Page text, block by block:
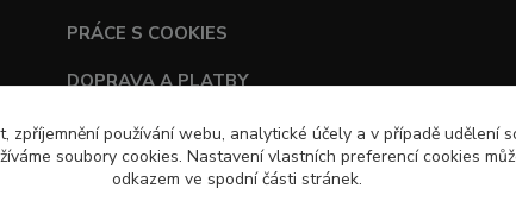
PRÁCE S COOKIES
DOPRAVA A PLATBY
TABULKY VELIKOSTÍ
zpříjemnění používání webu, analytické účely a v případě udělení
soubory cookies. Nastavení vlastních preferencí cookies
odkazem ve spodní části stránek.